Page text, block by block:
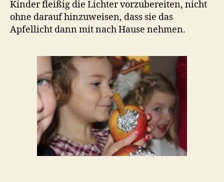
Kinder fleißig die Lichter vorzubereiten, nicht
ohne darauf hinzuweisen, dass sie das
Apfellicht dann mit nach Hause nehmen.